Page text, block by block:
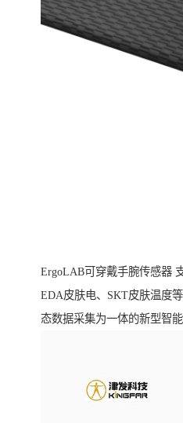
ErgoLAB可穿戴手腕传感器
EDA皮肤电、SKT皮肤温度
态数据采集为一体的新型智